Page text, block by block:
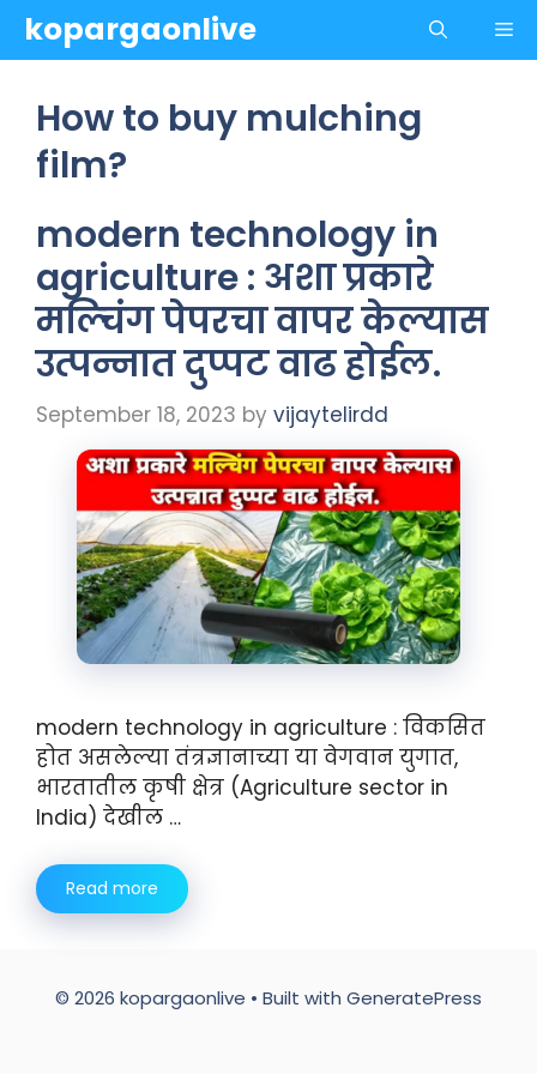
Skipkopargaonlive
How to buy mulching
film?
modern technology in
agriculture : अशा प्रकारे
मल्चिंग पेपरचा वापर केल्यास
उत्पन्नात दुप्पट वाढ होईल.
September 18, 2023 by vijaytelirdd
modern technology in agriculture : विकसित
होत असलेल्या तंत्रज्ञानाच्या या वेगवान युगात,
भारतातील कृषी क्षेत्र (Agriculture sector in
India) देखील …
Read more
© 2026 kopargaonlive • Built with GeneratePress